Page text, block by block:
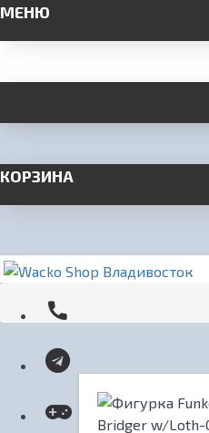
МЕНЮ
КОРЗИНА